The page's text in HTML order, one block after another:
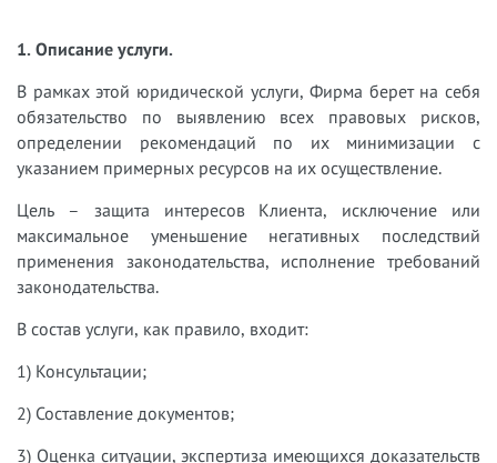
1. Описание услуги.
В рамках этой юридической услуги, Фирма берет на себя
обязательство по выявлению всех правовых рисков,
определении рекомендаций по их минимизации с
указанием примерных ресурсов на их осуществление.
Цель – защита интересов Клиента, исключение или
максимальное уменьшение негативных последствий
применения законодательства, исполнение требований
законодательства.
В состав услуги, как правило, входит:
1) Консультации;
2) Составление документов;
3) Оценка ситуации, экспертиза имеющихся доказательств